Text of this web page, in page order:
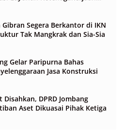
Gibran Segera Berkantor di IKN
Tak Mangkrak dan Sia-Sia
Gelar Paripurna Bahas
Jasa Konstruksi
Disahkan, DPRD Jombang
Aset Dikuasai Pihak Ketiga